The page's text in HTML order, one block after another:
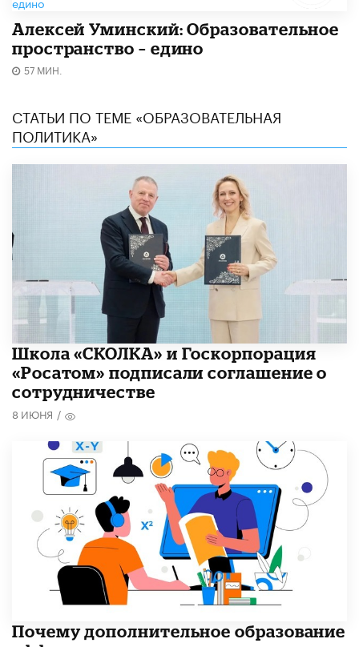
Алексей Уминский: Образовательное
пространство – едино
57 МИН.
СТАТЬИ ПО ТЕМЕ «ОБРАЗОВАТЕЛЬНАЯ
ПОЛИТИКА»
Школа «СКОЛКА» и Госкорпорация
«Росатом» подписали соглашение о
сотрудничестве
8 ИЮНЯ /
​Почему дополнительное образование